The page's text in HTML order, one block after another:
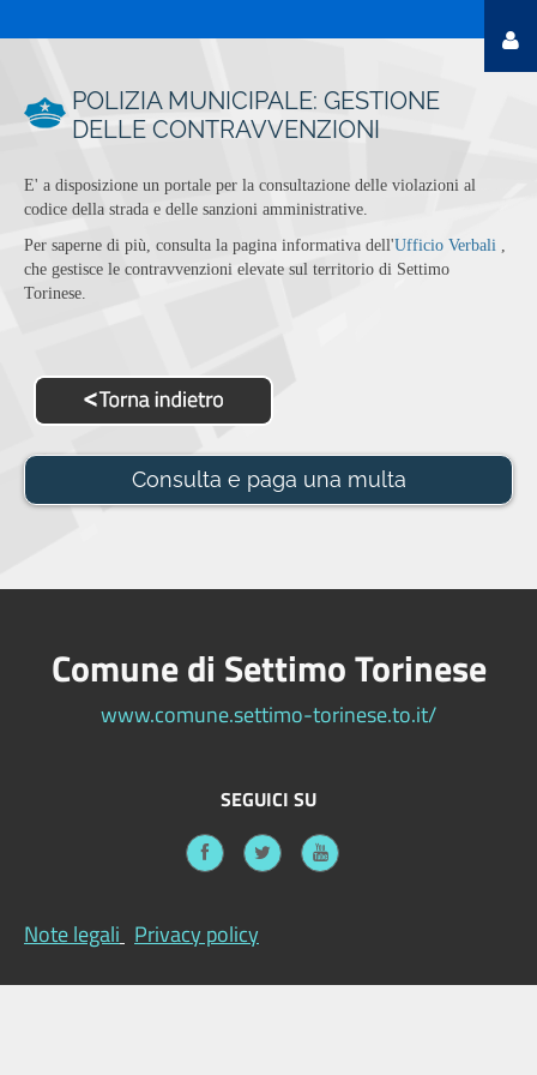
POLIZIA MUNICIPALE: GESTIONE
DELLE CONTRAVVENZIONI
E' a disposizione un portale per la consultazione delle violazioni al
codice della strada e delle sanzioni amministrative.
Per saperne di più, consulta la pagina informativa dell'Ufficio Verbali
che gestisce le contravvenzioni elevate sul territorio di Settimo
Torinese.
Consulta e paga una multa
Comune di Settimo Torinese
www.comune.settimo-torinese.to.it/
SEGUICI SU
Note legali Privacy policy